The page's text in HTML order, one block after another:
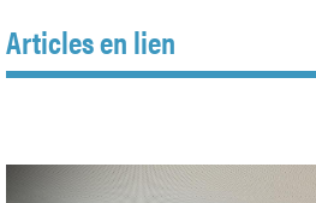
Articles en lien